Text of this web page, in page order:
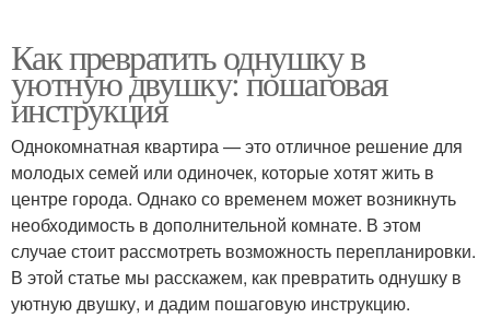
Как превратить однушку в
уютную двушку: пошаговая
инструкция
Однокомнатная квартира — это отличное решение для
молодых семей или одиночек, которые хотят жить в
центре города. Однако со временем может возникнуть
необходимость в дополнительной комнате. В этом
случае стоит рассмотреть возможность перепланировки.
В этой статье мы расскажем, как превратить однушку в
уютную двушку, и дадим пошаговую инструкцию.